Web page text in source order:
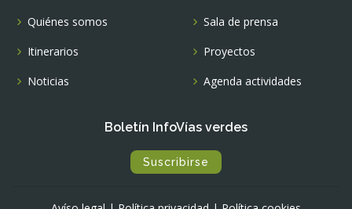
Quiénes somos
Itinerarios
Noticias
Sala de prensa
Proyectos
Agenda actividades
Boletín InfoVías verdes
Suscribirse